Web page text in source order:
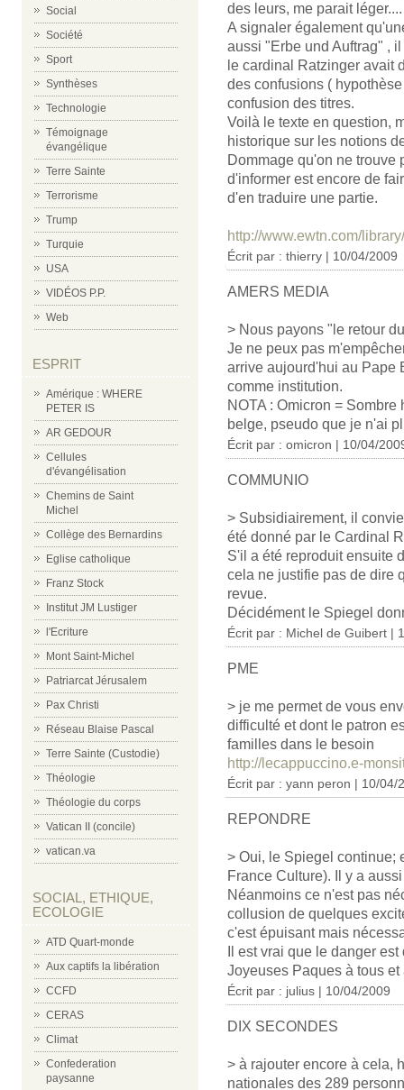
Social
Société
Sport
Synthèses
Technologie
Témoignage
évangélique
Terre Sainte
Terrorisme
Trump
Turquie
USA
VIDÉOS P.P.
Web
ESPRIT
Amérique : WHERE
PETER IS
AR GEDOUR
Cellules
d'évangélisation
Chemins de Saint
Michel
Collège des Bernardins
Eglise catholique
Franz Stock
Institut JM Lustiger
l'Ecriture
Mont Saint-Michel
Patriarcat Jérusalem
Pax Christi
Réseau Blaise Pascal
Terre Sainte (Custodie)
Théologie
Théologie du corps
Vatican II (concile)
vatican.va
SOCIAL, ETHIQUE,
ECOLOGIE
ATD Quart-monde
Aux captifs la libération
CCFD
CERAS
Climat
Confederation
paysanne
des leurs, me parait léger....
A signaler également
aussi "Erbe und Auftrag" ,
le cardinal Ratzinger avait
des confusions (
confusion des titres.
Voilà le texte en question,
historique sur les notions
Dommage qu'on ne trouve
d'informer est encore de
d'en traduire une partie.
http://www.ewtn.com/
Écrit par : thierry | 10/04/2009
AMERS MEDIA
> Nous payons "le retour
Je ne peux pas
arrive aujourd'hui au Pape
comme institution.
NOTA : Omicron =
belge, pseudo que je n'ai
Écrit par : omicron | 10/04/
COMMUNIO
> Subsidiairement, il
été donné par le Cardinal
S'il a été reproduit ensuite
cela ne justifie pas de dire
revue.
Décidément le Spiegel
Écrit par : Michel de Guibert |
PME
> je me permet de vous
difficulté et dont le patron
familles dans le besoin
http://lecappuccino.e-
Écrit par : yann peron | 10/04/
REPONDRE
> Oui, le Spiegel continue;
France Culture). Il y a
Néanmoins ce n'est pas
collusion de quelques
c'est épuisant mais
Il est vrai que le danger
Joyeuses Paques à tous et
Écrit par : julius | 10/04/2009
DIX SECONDES
> à rajouter encore à cela,
nationales des 289